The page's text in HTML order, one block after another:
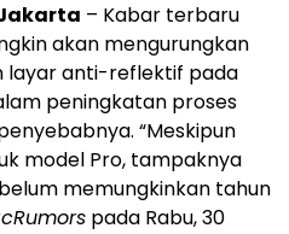
– Kabar terbaru
akan mengurungkan
layar anti-reflektif pada
peningkatan proses
“Meskipun
model Pro, tampaknya
memungkinkan tahun
pada Rabu, 30